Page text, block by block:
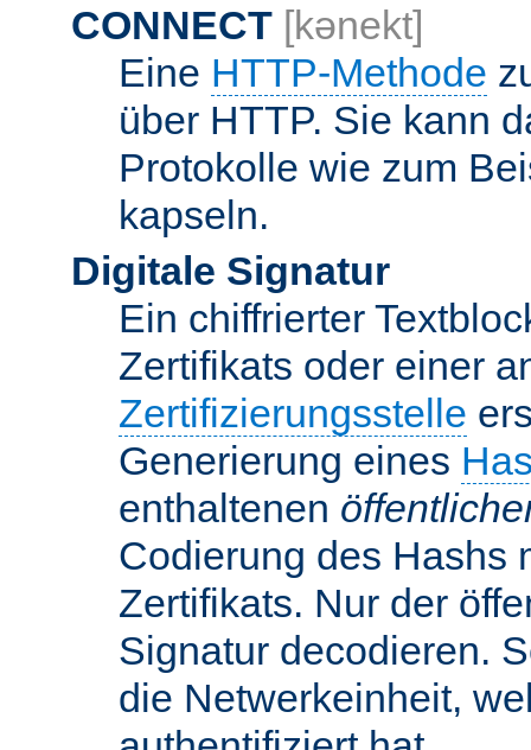
CONNECT [kənekt]
Eine HTTP-Methode
über HTTP. Sie kann
Protokolle wie zum
kapseln.
Digitale Signatur
Ein chiffrierter
Zertifikats oder einer
Zertifizierungsstelle
Generierung eines
enthaltenen
Codierung des Hashs
Zertifikats. Nur der
Signatur decodieren.
die Netwerkeinheit,